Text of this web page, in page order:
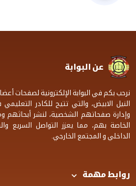
عن البوابة
نرحب بكم في البوابة الإلكترونية لصفحات
النيل الابيض، والتي تتيح للكادر
وإدارة صفحاتهم الشخصية، لنشر أبحاثهم
الخاصة بهم، مما يعزز التواصل السريع
الداخلي و المجتمع الخارجي.
روابط مهمة